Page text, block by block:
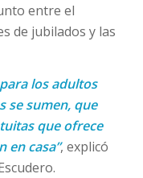
entre el
de jubilados y las
los adultos
se sumen, que
que ofrece
en casa”, explicó